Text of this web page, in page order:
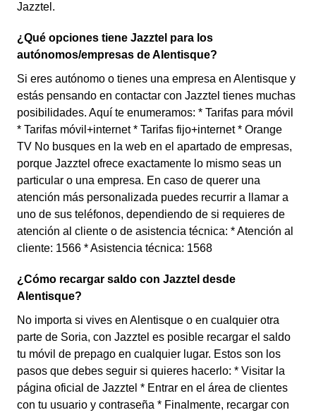
Jazztel.
¿Qué opciones tiene Jazztel para los
autónomos/empresas de Alentisque?
Si eres autónomo o tienes una empresa en Alentisque y
estás pensando en contactar con Jazztel tienes muchas
posibilidades. Aquí te enumeramos: * Tarifas para móvil
* Tarifas móvil+internet * Tarifas fijo+internet * Orange
TV No busques en la web en el apartado de empresas,
porque Jazztel ofrece exactamente lo mismo seas un
particular o una empresa. En caso de querer una
atención más personalizada puedes recurrir a llamar a
uno de sus teléfonos, dependiendo de si requieres de
atención al cliente o de asistencia técnica: * Atención al
cliente: 1566 * Asistencia técnica: 1568
¿Cómo recargar saldo con Jazztel desde
Alentisque?
No importa si vives en Alentisque o en cualquier otra
parte de Soria, con Jazztel es posible recargar el saldo
tu móvil de prepago en cualquier lugar. Estos son los
pasos que debes seguir si quieres hacerlo: * Visitar la
página oficial de Jazztel * Entrar en el área de clientes
con tu usuario y contraseña * Finalmente, recargar con